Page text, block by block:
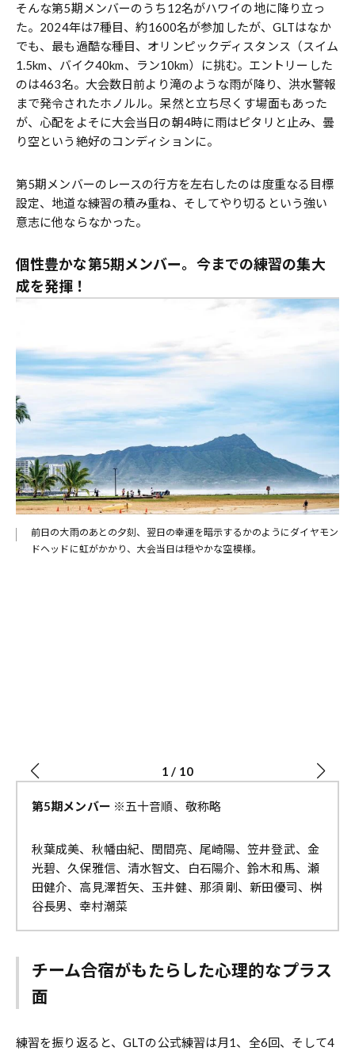
そんな第5期メンバーのうち12名がハワイの地に降り立っ
た。2024年は7種目、約1600名が参加したが、GLTはなか
でも、最も過酷な種目、オリンピックディスタンス（スイム
1.5km、バイク40km、ラン10km）に挑む。エントリーした
のは463名。大会数日前より滝のような雨が降り、洪水警報
まで発令されたホノルル。呆然と立ち尽くす場面もあった
が、心配をよそに大会当日の朝4時に雨はピタリと止み、曇
り空という絶好のコンディションに。
第5期メンバーのレースの行方を左右したのは度重なる目標
設定、地道な練習の積み重ね、そしてやり切るという強い
意志に他ならなかった。
個性豊かな第5期メンバー。今までの練習の集大
成を発揮！
前日の大雨のあとの夕刻、翌日の幸運を暗示するかのようにダイヤモン
ドヘッドに虹がかかり、大会当日は穏やかな空模様。
1 / 10
第5期メンバー ※五十音順、敬称略
秋葉成美、秋幡由紀、閏間亮、尾崎陽、笠井登武、金
光碧、久保雅信、清水智文、白石陽介、鈴木和馬、瀬
田健介、高見澤哲矢、玉井健、那須 剛、新田優司、桝
谷長男、幸村潮菜
チーム合宿がもたらした心理的なプラス
面
練習を振り返ると、GLTの公式練習は月1、全6回、そして4